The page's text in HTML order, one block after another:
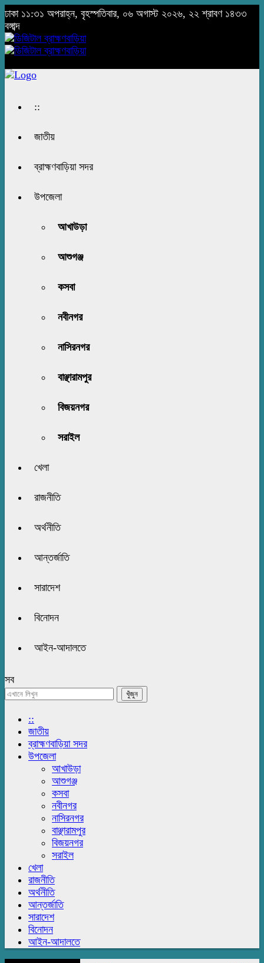
ঢাকা ১১:৩১ অপরাহ্ন, বৃহস্পতিবার, ০৬ অগাস্ট ২০২৬, ২২ শ্রাবণ ১৪৩৩
বঙ্গাব্দ
::
জাতীয়
ব্রাহ্মণবাড়িয়া সদর
উপজেলা
আখাউড়া
আশুগঞ্জ
কসবা
নবীনগর
নাসিরনগর
বাঞ্ছারামপুর
বিজয়নগর
সরাইল
খেলা
রাজনীতি
অর্থনীতি
আন্তর্জাতি
সারাদেশ
বিনোদন
আইন-আদালতে
সব
::
জাতীয়
ব্রাহ্মণবাড়িয়া সদর
উপজেলা
আখাউড়া
আশুগঞ্জ
কসবা
নবীনগর
নাসিরনগর
বাঞ্ছারামপুর
বিজয়নগর
সরাইল
খেলা
রাজনীতি
অর্থনীতি
আন্তর্জাতি
সারাদেশ
বিনোদন
আইন-আদালতে